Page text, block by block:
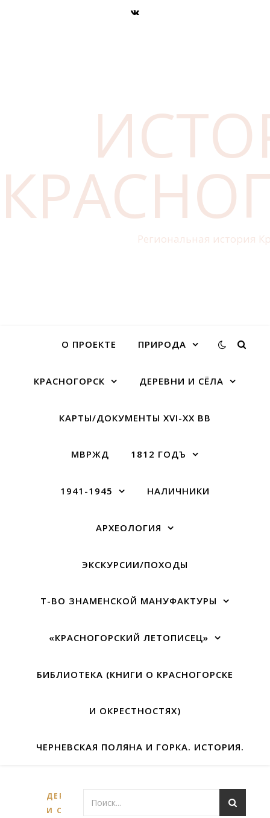
Региональная история
О ПРОЕКТЕ ПРИРОДА
КРАСНОГОРСК ДЕРЕВНИ И СЁЛА
КАРТЫ/ДОКУМЕНТЫ XVI-XX ВВ
МВРЖД 1812 ГОДЪ
1941-1945 НАЛИЧНИКИ
АРХЕОЛОГИЯ
ЭКСКУРСИИ/ПОХОДЫ
Т-ВО ЗНАМЕНСКОЙ МАНУФАКТУРЫ
«КРАСНОГОРСКИЙ ЛЕТОПИСЕЦ»
БИБЛИОТЕКА (КНИГИ О КРАСНОГОРСКЕ
И ОКРЕСТНОСТЯХ)
ЧЕРНЕВСКАЯ ПОЛЯНА И ГОРКА. ИСТОРИЯ.
ДЕРЕВНИ
И СЁЛА